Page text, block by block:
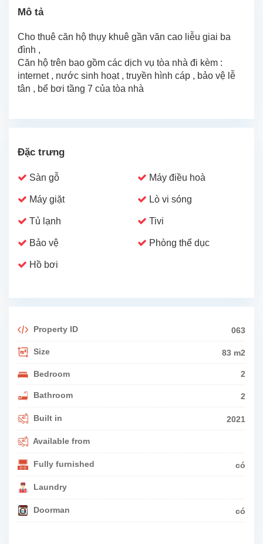
Mô tả
Cho thuê căn hộ thụy khuê gần văn cao liễu giai ba
đình ,
Căn hộ trên bao gồm các dịch vụ tòa nhà đi kèm :
internet , nước sinh hoạt , truyền hình cáp , bảo vệ lễ
tân , bể bơi tầng 7 của tòa nhà
Đặc trưng
Sàn gỗ Máy điều hoà
Máy giặt Lò vi sóng
Tủ lạnh Tivi
Bảo vệ Phòng thể dục
Hồ bơi
Property ID 063
Size 83 m2
Bedroom 2
Bathroom 2
Built in 2021
Available from
Fully furnished có
Laundry
Doorman có